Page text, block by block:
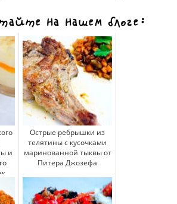
на нашем блоге:
и
Острые ребрышки из
телятины с кусочками
маринованной тыквы от
Питера Джозефа